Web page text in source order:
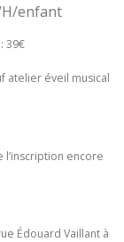
H/enfant
39€
atelier éveil musical
encore
Édouard Vaillant à